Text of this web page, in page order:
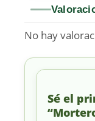
No hay
Sé el